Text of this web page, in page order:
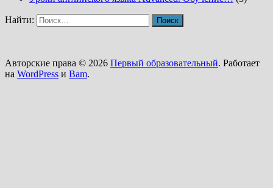
Найти:
Авторские права © 2026 Первый образовательный. Работает
на WordPress и Bam.